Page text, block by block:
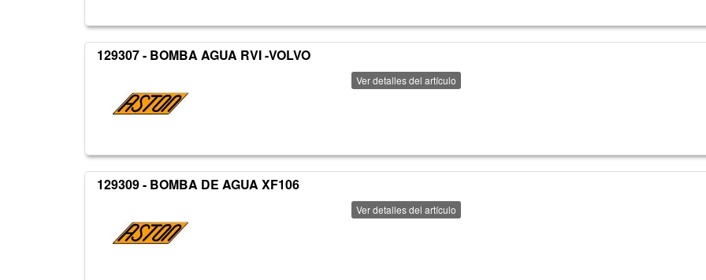
129307 - BOMBA AGUA RVI -VOLVO
Ver detalles del artículo
129309 - BOMBA DE AGUA XF106
Ver detalles del artículo